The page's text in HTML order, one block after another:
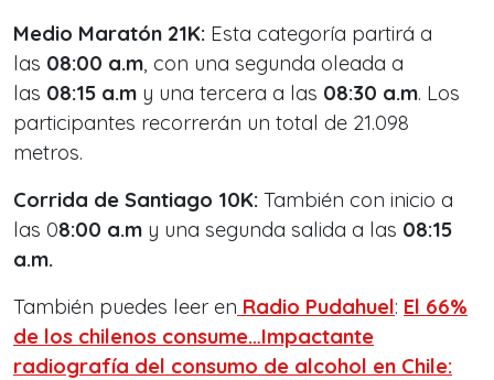
Medio Maratón 21K: Esta categoría partirá a
las 08:00 a.m, con una segunda oleada a
las 08:15 a.m y una tercera a las 08:30 a.m. Los
participantes recorrerán un total de 21.098
metros.
Corrida de Santiago 10K: También con inicio a
las 08:00 a.m y una segunda salida a las 08:15
a.m.
También puedes leer en Radio Pudahuel: El 66%
de los chilenos consume…Impactante
radiografía del consumo de alcohol en Chile: